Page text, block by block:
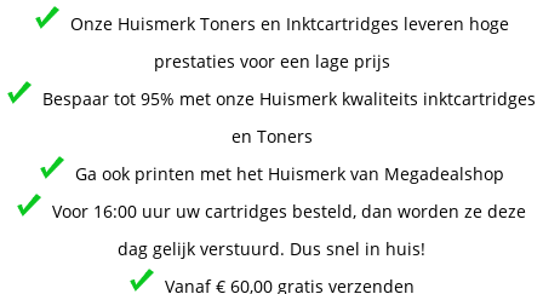
Onze Huismerk Toners en Inktcartridges leveren hoge
prestaties voor een lage prijs
Bespaar tot 95% met onze Huismerk kwaliteits inktcartridges
en Toners
Ga ook printen met het Huismerk van Megadealshop
Voor 16:00 uur uw cartridges besteld, dan worden ze deze
dag gelijk verstuurd. Dus snel in huis!
Vanaf € 60,00 gratis verzenden